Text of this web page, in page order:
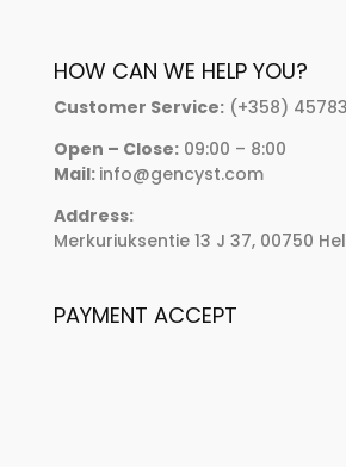
HOW CAN WE HELP YOU?
Customer Service:(+358)
Open – Close:09:00 – 8:00
Mail: info@gencyst.com
Address:
Merkuriuksentie 13 J 37, 00750
PAYMENT ACCEPT